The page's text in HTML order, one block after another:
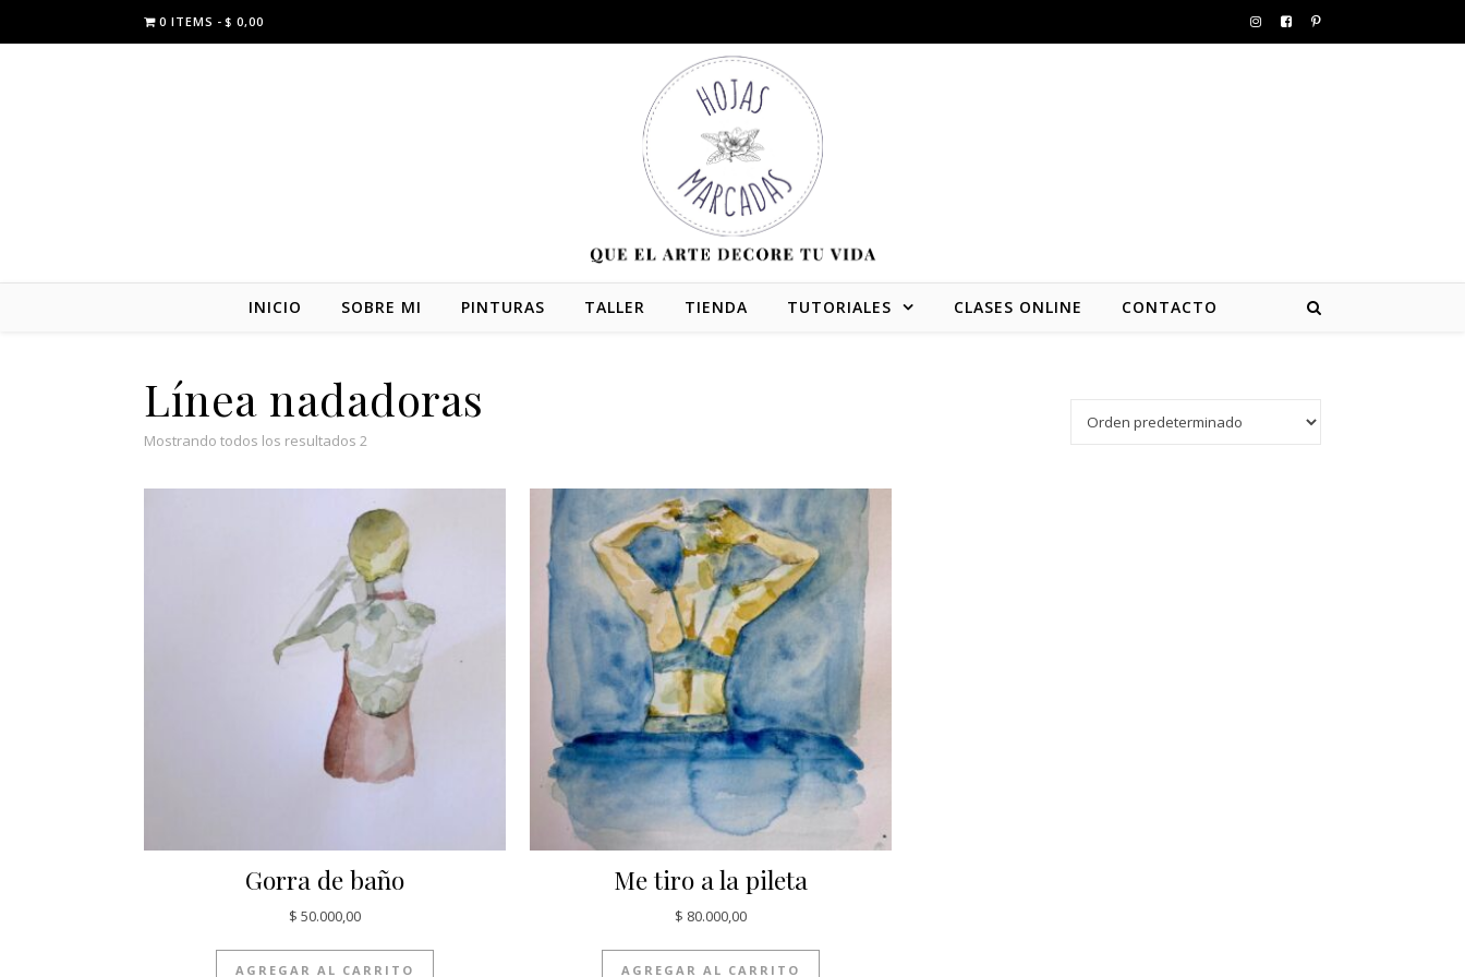
0 ITEMS $ 0,00
INICIO SOBRE MI PINTURAS TALLER TIENDA TUTORIALES CLASES ONLINE CONTACTO
Línea nadadoras
Mostrando todos los resultados 2
Gorra de baño
$ 50.000,00
AGREGAR AL CARRITO
Me tiro a la pileta
$ 80.000,00
AGREGAR AL CARRITO